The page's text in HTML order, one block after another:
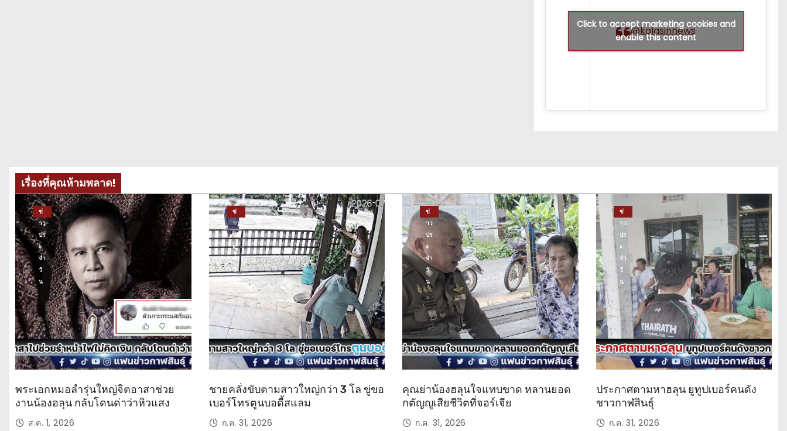
@kalasinnews
Click to accept marketing cookies and
enable this content
เรื่องที่คุณห้ามพลาด!
ข่
าว
ปร
ะ
จำ
วั
น
พระเอกหมอลำรุ่นใหญ่จิตอาสาช่วย
งานน้องฮลุน กลับโดนด่าว่าหิวแสง
ส.ค. 1, 2026
ข่
าว
ปร
ะ
จำ
วั
ชายคลั่งขับตามสาวใหญ่กว่า 3 โล ขู่ขอ
เบอร์โทรตูนบอดี้สแลม
ก.ค. 31, 2026
ข่
าว
ปร
ะ
จำ
วั
น
คุณย่าน้องฮลุนใจแทบขาด หลานยอด
กตัญญูเสียชีวิตที่จอร์เจีย
ก.ค. 31, 2026
ข่
าว
ปร
ะ
จำ
วั
น
ประกาศตามหาฮลุน ยูทูปเบอร์คนดัง
ชาวกาฬสินธุ์
ก.ค. 31, 2026